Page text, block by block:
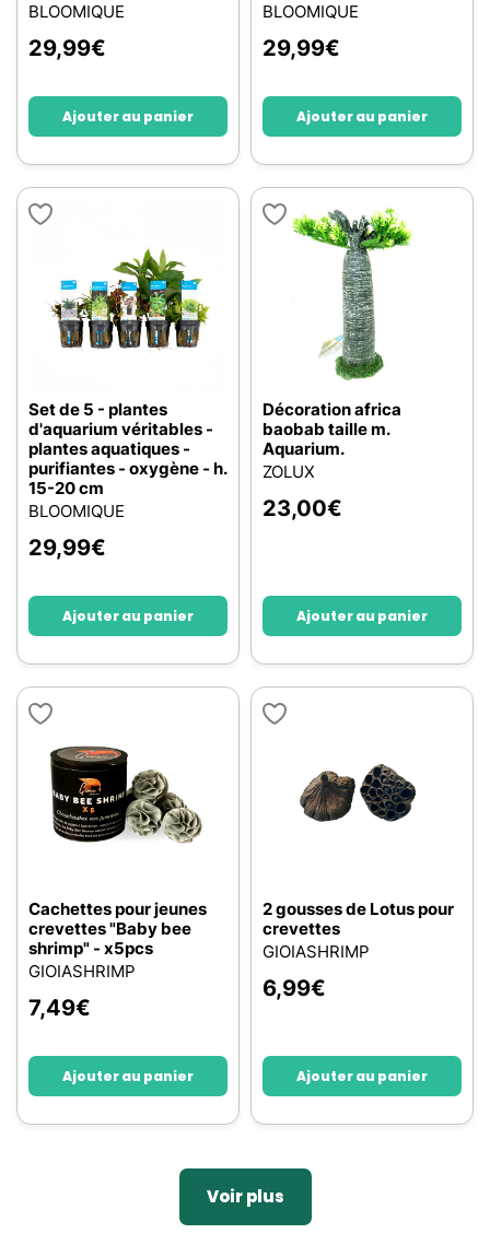
BLOOMIQUE
29,99€
Ajouter au panier
BLOOMIQUE
29,99€
Ajouter au panier
Set de 5 - plantes
d'aquarium véritables -
plantes aquatiques -
purifiantes - oxygène - h.
15-20 cm
BLOOMIQUE
29,99€
Ajouter au panier
Décoration africa
baobab taille m.
Aquarium.
ZOLUX
23,00€
Ajouter au panier
Cachettes pour jeunes
crevettes "Baby bee
shrimp" - x5pcs
GIOIASHRIMP
7,49€
Ajouter au panier
2 gousses de Lotus pour
crevettes
GIOIASHRIMP
6,99€
Ajouter au panier
Voir plus